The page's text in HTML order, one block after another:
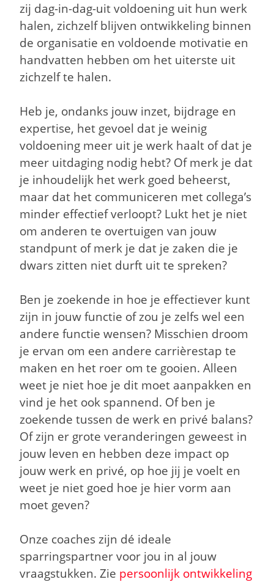
zij dag-in-dag-uit voldoening uit hun werk
halen, zichzelf blijven ontwikkeling binnen
de organisatie en voldoende motivatie en
handvatten hebben om het uiterste uit
zichzelf te halen.
Heb je, ondanks jouw inzet, bijdrage en
expertise, het gevoel dat je weinig
voldoening meer uit je werk haalt of dat je
meer uitdaging nodig hebt? Of merk je dat
je inhoudelijk het werk goed beheerst,
maar dat het communiceren met collega’s
minder effectief verloopt? Lukt het je niet
om anderen te overtuigen van jouw
standpunt of merk je dat je zaken die je
dwars zitten niet durft uit te spreken?
Ben je zoekende in hoe je effectiever kunt
zijn in jouw functie of zou je zelfs wel een
andere functie wensen? Misschien droom
je ervan om een andere carrièrestap te
maken en het roer om te gooien. Alleen
weet je niet hoe je dit moet aanpakken en
vind je het ook spannend. Of ben je
zoekende tussen de werk en privé balans?
Of zijn er grote veranderingen geweest in
jouw leven en hebben deze impact op
jouw werk en privé, op hoe jij je voelt en
weet je niet goed hoe je hier vorm aan
moet geven?
Onze coaches zijn dé ideale
sparringspartner voor jou in al jouw
vraagstukken. Zie persoonlijk ontwikkeling